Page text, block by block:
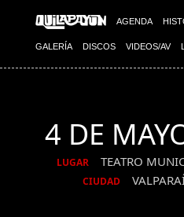
AGENDA
GALERÍA DISCOS VIDEOS/AV
4 DE
LUGAR TEATRO
CIUDAD